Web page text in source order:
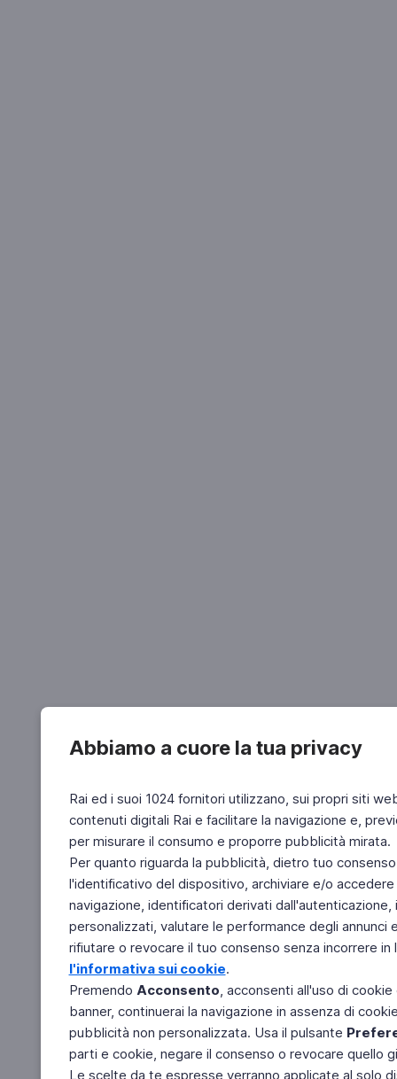
Abbiamo a cuore la tua privacy
Rai ed i suoi 1024 fornitori utilizzano, sui propri siti
contenuti digitali Rai e facilitare la navigazione e,
per misurare il consumo e proporre pubblicità mirata.
Per quanto riguarda la pubblicità, dietro tuo
l'identificativo del dispositivo, archiviare e/o
navigazione, identificatori derivati
personalizzati, valutare le performance degli
rifiutare o revocare il tuo consenso senza incorrere
l'informativa sui cookie.
Premendo Acconsento, acconsenti all'uso di
banner, continuerai la navigazione in assenza di
pubblicità non personalizzata. Usa il pulsante
parti e cookie, negare il consenso o revocare quello
Le scelte da te espresse verranno applicate al solo